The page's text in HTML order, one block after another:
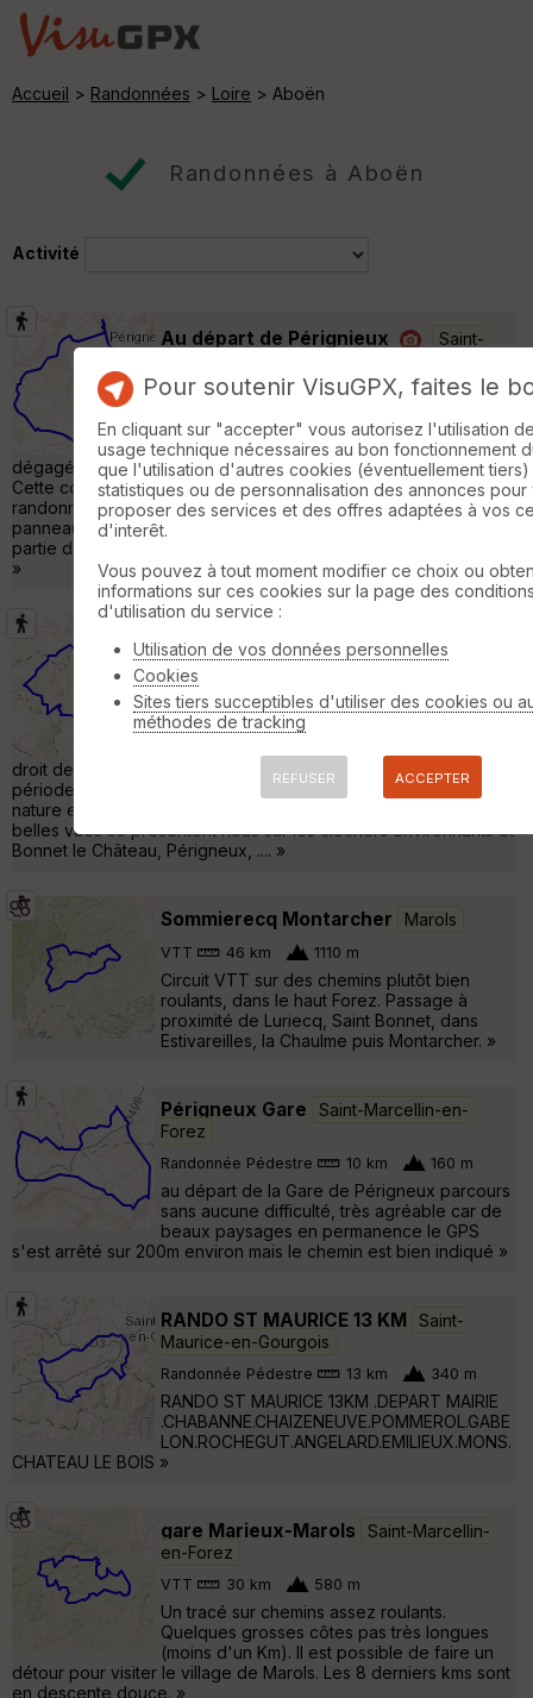
Accueil > Randonnées > Loire > Aboën
Randonnées à Aboën
Activité
Au départ de Pérignieux
Saint-
Randonnée Pédestre 10 km 190 m
Au départ de la Mairie, circuit en boucle ne
présentant aucune difficulté. Paysage très
dégagé avec vue sur le Forez et Saint-Bonnet le Château.
Cette commune possède beaucoup de chemins balisés pour
randonnée pédestre ou VTT. Ils sont indiqués sur des
panneaux du parking de la Mairie. Cette balade ne fait pas
partie de topo guide mais emprunte différents chemins balisés.
»
Au départ d' Aboën
Saint-Nizier-
de-Fornas
Randonnée Pédestre 9 km 250 m
De nombreuses balades sont proposées au
droit de l'église Celle-ci ne présente aucune difficulté En cette
période de printemps et après une période très pluvieuse la
nature est très verdoyante. Tout au long de cette balade de
belles vues se présentent nous sur les clochers environnants St
Bonnet le Château, Périgneux, .... »
Sommierecq Montarcher Marols
VTT 46 km 1110 m
Circuit VTT sur des chemins plutôt bien
roulants, dans le haut Forez. Passage à
proximité de Luriecq, Saint Bonnet, dans
Estivareilles, la Chaulme puis Montarcher. »
Périgneux Gare
Saint-Marcellin-en-
Forez
Randonnée Pédestre 10 km 160 m
au départ de la Gare de Périgneux parcours
sans aucune difficulté, très agréable car de
beaux paysages en permanence le GPS
s'est arrêté sur 200m environ mais le chemin est bien indiqué »
RANDO ST MAURICE 13 KM
Saint-
Maurice-en-Gourgois
Randonnée Pédestre 13 km 340 m
RANDO ST MAURICE 13KM .DEPART MAIRIE
.CHABANNE.CHAIZENEUVE.POMMEROL.GABE
LON.ROCHEGUT.ANGELARD.EMILIEUX.MONS.
CHATEAU LE BOIS »
gare Marieux-Marols
Saint-Marcellin-
en-Forez
VTT 30 km 580 m
Un tracé sur chemins assez roulants.
Quelques grosses côtes pas très longues
(moins d'un Km). Il est possible de faire un
détour pour visiter le village de Marols. Les 8 derniers kms sont
en descente douce. »
Pour soutenir VisuGPX, faites le
En cliquant sur "accepter" vous autorisez l'utilisation
usage technique nécessaires au bon fonctionnement
que l'utilisation d'autres cookies (éventuellement
statistiques ou de personnalisation des annonces pour
proposer des services et des offres adaptées à vos
d'interêt.
Vous pouvez à tout moment modifier ce choix ou
informations sur ces cookies sur la page des
d'utilisation du service :
Utilisation de vos données personnelles
Cookies
Sites tiers succeptibles d'utiliser des cookies ou
méthodes de tracking
REFUSER ACCEPTER